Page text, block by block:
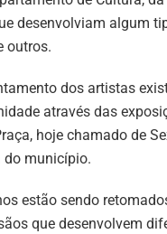
desenvolviam algum
outros.
dos artistas
através das
hoje chamado de
do município.
estão sendo
que desenvolvem